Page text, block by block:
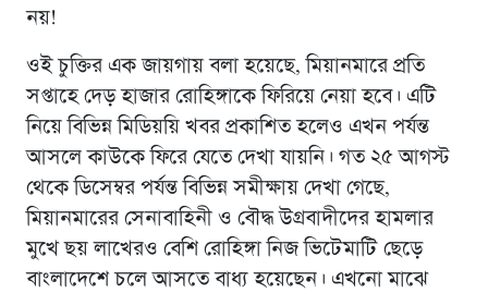
নয়!
ওই চুক্তির এক জায়গায় বলা হয়েছে, মিয়ানমারে প্রতি
সপ্তাহে দেড় হাজার রোহিঙ্গাকে ফিরিয়ে নেয়া হবে। এটি
নিয়ে বিভিন্ন মিডিয়য়ি খবর প্রকাশিত হলেও এখন পর্যন্ত
আসলে কাউকে ফিরে যেতে দেখা যায়নি। গত ২৫ আগস্ট
থেকে ডিসেম্বর পর্যন্ত বিভিন্ন সমীক্ষায় দেখা গেছে,
মিয়ানমারের সেনাবাহিনী ও বৌদ্ধ উগ্রবাদীদের হামলার
মুখে ছয় লাখেরও বেশি রোহিঙ্গা নিজ ভিটেমাটি ছেড়ে
বাংলাদেশে চলে আসতে বাধ্য হয়েছেন। এখনো মাঝে